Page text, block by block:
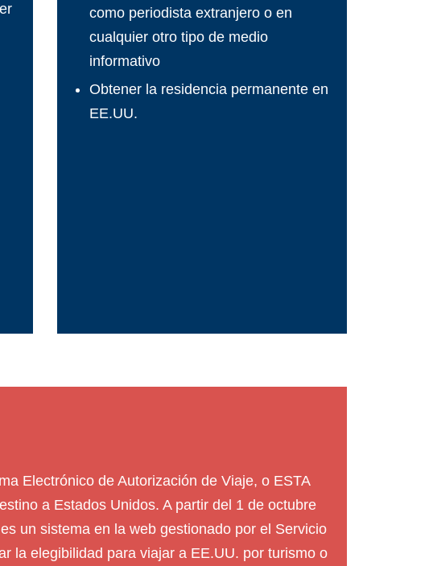
como periodista extranjero o en
cualquier otro tipo de medio
informativo
Obtener la residencia permanente en
EE.UU.
Electrónico de Autorización de Viaje, o ESTA
a Estados Unidos. A partir del 1 de octubre
un sistema en la web gestionado por el Servicio
la elegibilidad para viajar a EE.UU. por turismo o